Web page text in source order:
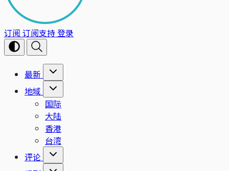
订阅 订阅支持登录
最新
地域
国际
大陆
香港
台湾
评论